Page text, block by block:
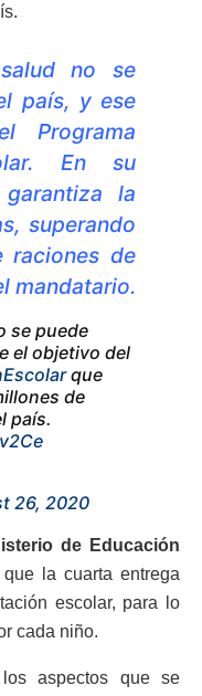
no se
país, y ese
Programa
En su
la
superando
raciones de
mandatario.
se puede
el objetivo del
que
de
país.
26, 2020
de Educación
la cuarta entrega
escolar, para lo
cada niño.
aspectos que se